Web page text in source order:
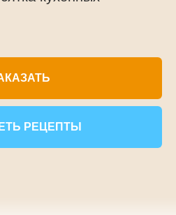
РЕЦЕПТЫ